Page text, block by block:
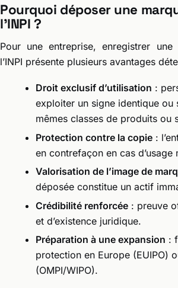
Pourquoi déposer une
l’INPI ?
Pour une entreprise, enregistrer
l’INPI présente plusieurs avantages
Droit exclusif d’utilisation :
exploiter un signe identique ou
mêmes classes de produits ou
Protection contre la copie :
en contrefaçon en cas d’usage
Valorisation de l’image de
déposée constitue un actif
Crédibilité renforcée : preuve
et d’existence juridique.
Préparation à une expansion :
protection en Europe (EUIPO)
(OMPI/WIPO).